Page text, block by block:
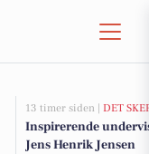
13 timer siden | DET
Inspirerende
Jens Henrik Jensen